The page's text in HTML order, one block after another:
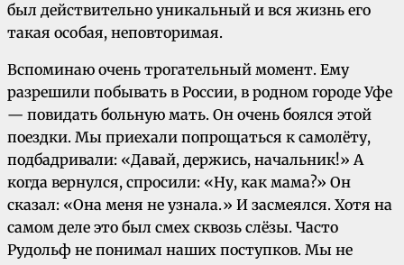
был действительно уникальный и вся жизнь его
такая особая, неповторимая.
Вспоминаю очень трогательный момент. Ему
разрешили побывать в России, в родном городе Уфе
— повидать больную мать. Он очень боялся этой
поездки. Мы приехали попрощаться к самолёту,
подбадривали: «Давай, держись, начальник!» А
когда вернулся, спросили: «Ну, как мама?» Он
сказал: «Она меня не узнала.» И засмеялся. Хотя на
самом деле это был смех сквозь слёзы. Часто
Рудольф не понимал наших поступков. Мы не